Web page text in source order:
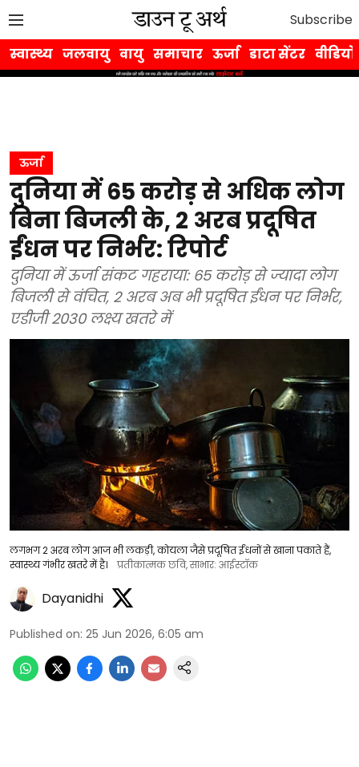
Subscribe
स्वास्थ्य जलवायु वायु समाचार ऊर्जा डाटा सेंटर वीडियो
ऊर्जा
दुनिया में 65 करोड़ से अधिक लोग
बिना बिजली के, 2 अरब प्रदूषित
ईंधन पर निर्भर: रिपोर्ट
दुनिया में ऊर्जा संकट गहराया: 65 करोड़ से ज्यादा लोग
बिजली से वंचित, 2 अरब अब भी प्रदूषित ईंधन पर निर्भर,
एडीजी 2030 लक्ष्य खतरे में
लगभग 2 अरब लोग आज भी लकड़ी, कोयला जैसे प्रदूषित ईंधनों से खाना पकाते हैं,
स्वास्थ्य गंभीर खतरे में है।
प्रतीकात्मक छवि, साभार: आईस्टॉक
Dayanidhi
Published on: 25 Jun 2026, 6:05 am